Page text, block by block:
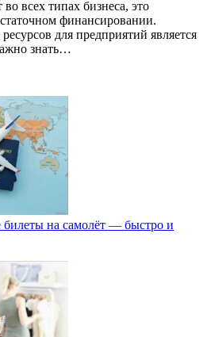
во всех типах бизнеса, это
финансировании.
для предприятий является
знать…
на самолёт — быстро и